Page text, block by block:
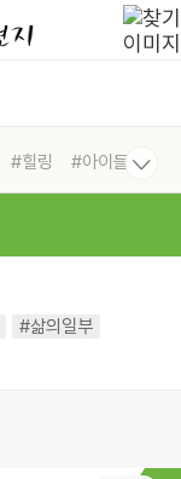
#힐링
#아이들
#삶의일부